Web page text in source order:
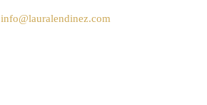
info@lauralendinez.com